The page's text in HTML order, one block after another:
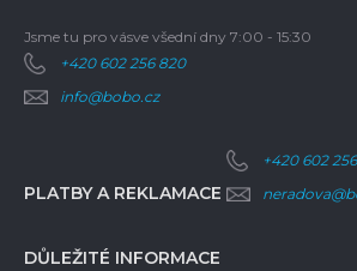
Jsme tu pro vásve všední dny 7:00 - 15:30
+420 602 256 820
info@bobo.cz
PLATBY A REKLAMACE
+420 602
DŮLEŽITÉ INFORMACE